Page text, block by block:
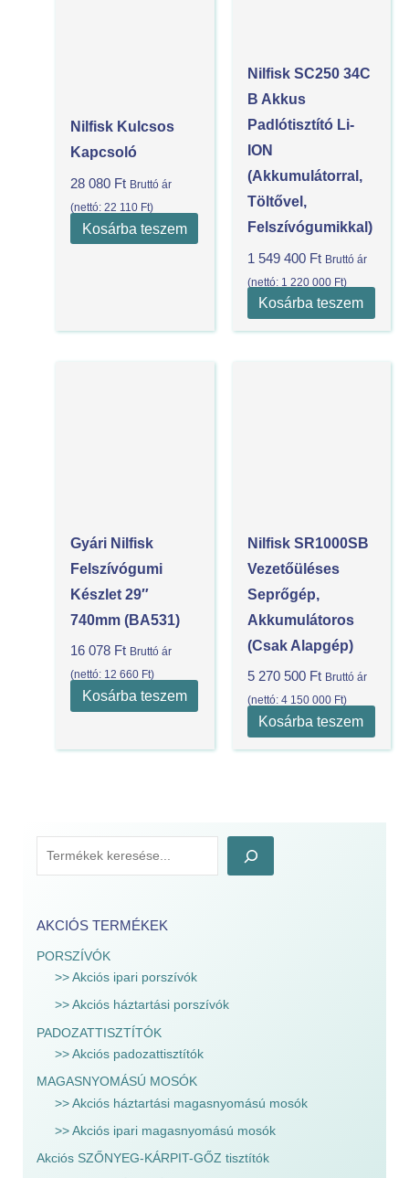
AKCIÓS TERMÉKEK
PORSZÍVÓK
>> Akciós ipari porszívók
>> Akciós háztartási porszívók
PADOZATTISZTÍTÓK
>> Akciós padozattisztítók
MAGASNYOMÁSÚ MOSÓK
>> Akciós háztartási magasnyomású mosók
>> Akciós ipari magasnyomású mosók
Akciós SZŐNYEG-KÁRPIT-GŐZ tisztítók
Nilfisk Kulcsos
Kapcsoló
28 080 Ft Bruttó ár
(nettó:22 110 Ft)
Kosárba teszem
Nilfisk SC250 34C
B Akkus
Padlótisztító Li-
ION
(akkumulátorral,
Töltővel,
Felszívógumikkal)
1 549 400 Ft Bruttó ár
(nettó: 1 220 000 Ft)
Kosárba teszem
Gyári Nilfisk
Felszívógumi
Készlet 29″
740mm (BA531)
16 078 Ft Bruttó ár
(nettó: 12 660 Ft)
Kosárba teszem
Nilfisk SR1000SB
Vezetőüléses
Seprőgép,
Akkumulátoros
(csak Alapgép)
5 270 500 Ft Bruttó ár
(nettó: 4 150 000 Ft)
Kosárba teszem